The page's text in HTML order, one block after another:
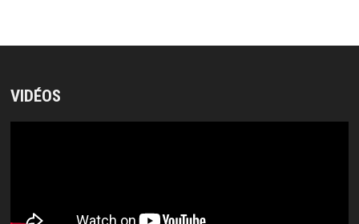
VIDÉOS